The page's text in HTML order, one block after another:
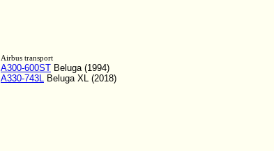
Airbus transport
A300-600ST Beluga (1994)
A330-743L Beluga XL (2018)